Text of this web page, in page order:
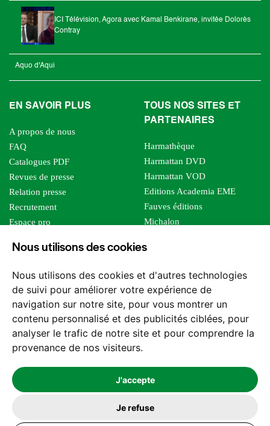
Nous utilisons des cookies
Nous utilisons des cookies et d'autres technologies
de suivi pour améliorer votre expérience de
navigation sur notre site, pour vous montrer un
contenu personnalisé et des publicités ciblées, pour
analyser le trafic de notre site et pour comprendre la
provenance de nos visiteurs.
J'accepte
Je refuse
ICI Télévision, Agora avec Kamal Benkirane, invitée Dolorès
Contray
Aquo d'Aqui
EN SAVOIR PLUS
A propos de nous
FAQ
Catalogues PDF
Revues de presse
Relation presse
Recrutement
Espace pro
Foreign rights
TOUS NOS SITES ET
PARTENAIRES
Harmathèque
Harmattan DVD
Harmattan VOD
Editions Academia EME
Fauves éditions
Michalon
Editions Sutton
Les impliqués
Tous les éditeurs
Nos structures
Nous contacter
2026 -© Les Editions l'Harmattan. Tous droits réservés - Site réalisé par